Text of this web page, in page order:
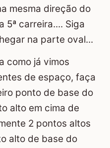
mesma direção do
5ª carreira.... Siga
na parte oval...
como já vimos
de espaço, faça
ponto de base do
alto em cima de
2 pontos altos
alto de base do